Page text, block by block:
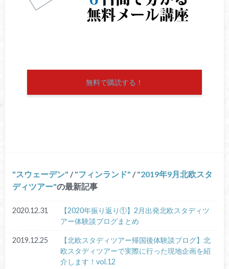
無料で購読する！
スウェーデン / フィンランド / 2019年9月北欧スタ
ディツアー の最新記事
2020.12.31
【2020年振り返り①】2月出発北欧スタディツ
アー体験談ブログまとめ
2019.12.25
【北欧スタディツアー帰国後体験談ブログ】北
欧スタディツアーで実際に行った現地企画を紹
介します！vol.12